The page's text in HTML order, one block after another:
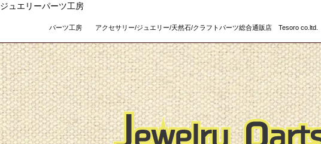
ジュエリーパーツ工房
パーツ工房 アクセサリー/ジュエリー/天然石/クラフトパーツ総合通販店 Tesoro co.ltd.